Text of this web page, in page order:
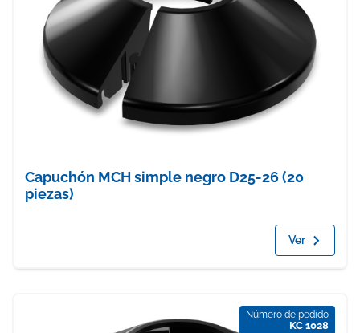
Capuchón MCH simple negro D25-26 (20
piezas)
Ver
Número de pedido
KC 1028